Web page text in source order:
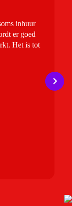
inhuur
er goed
Het is tot